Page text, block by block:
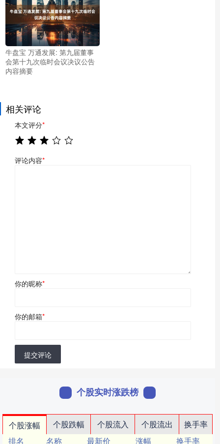
牛盘宝 万通发展: 第九届董事
会第十九次临时会议决议公告
内容摘要
相关评论
本文评分*
评论内容*
你的昵称*
你的邮箱*
提交评论
个股实时涨跌榜
个股涨幅 个股跌幅 个股流入 个股流出
换手率
排名
名称 最新价 涨幅 换手率